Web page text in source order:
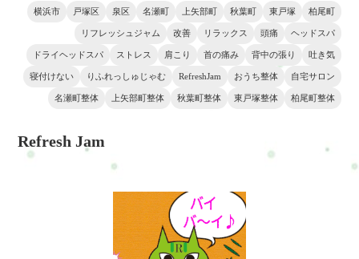
ください(^^)/ 背中が痛くて夜中
痛い為に こんなお悩みはありま
せんか？ ◆睡眠の質が
横浜市 戸塚区 泉区 名瀬町 上矢部町 秋葉町 東戸塚 柏尾町
リフレッシュジャム 改善 リラックス 頭痛 ヘッドスパ
ドライヘッドスパ ストレス 肩こり 首の痛み 背中の張り 吐き気
寝付けない りふれっしゅじゃむ RefreshJam おうち整体 自宅サロン
名瀬町整体 上矢部町整体 秋葉町整体 東戸塚整体 柏尾町整体
Refresh Jam